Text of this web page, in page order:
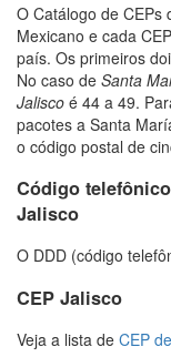
O Catálogo de CEPs
Mexicano e cada
país. Os primeiros
No caso de Santa
Jalisco é 44 a 49.
pacotes a Santa
o código postal de
Código
Jalisco
O DDD (código
CEP Jalisco
Veja a lista de CEP